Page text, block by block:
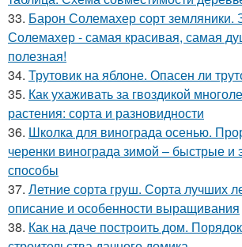
33. Барон Солемахер сорт земляники.
Солемахер - самая красивая, самая
полезная!
34. Трутовик на яблоне. Опасен ли
35. Как ухаживать за гвоздикой
растения: сорта и разновидности
36. Школка для винограда осенью.
черенки винограда зимой – быстрые
способы
37. Летние сорта груш. Сорта лучших
описание и особенности выращивания
38. Как на даче построить дом.